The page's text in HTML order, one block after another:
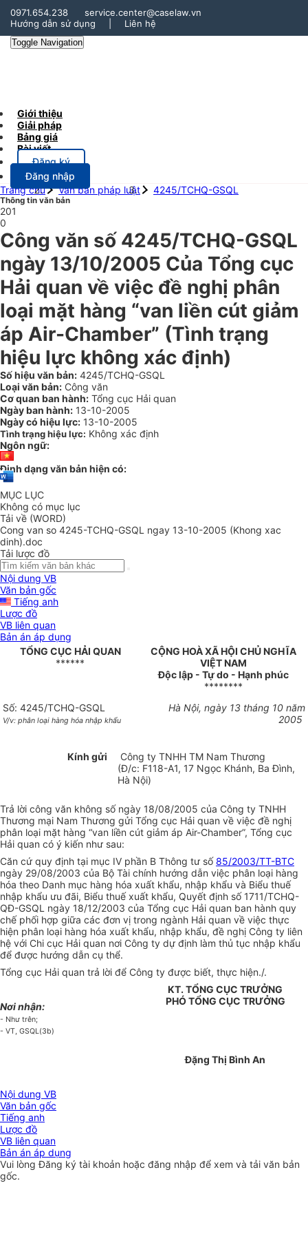
0971.654.238
service.center@caselaw.vn
Hướng dẫn sử dụng
Liên hệ
Toggle Navigation
Giới thiệu
Giải pháp
Bảng giá
Bài viết
Đăng ký
Đăng nhập
Trang chủ
Văn bản pháp luật 4245/TCHQ-GSQL
Thông tin văn bản
201
0
Công văn số 4245/TCHQ-GSQL
ngày 13/10/2005 Của Tổng cục
Hải quan về việc đề nghị phân
loại mặt hàng “van liền cút giảm
áp Air-Chamber” (Tình trạng
hiệu lực không xác định)
Số hiệu văn bản: 4245/TCHQ-GSQL
Loại văn bản: Công văn
Cơ quan ban hành: Tổng cục Hải quan
Ngày ban hành: 13-10-2005
Ngày có hiệu lực: 13-10-2005
Tình trạng hiệu lực: Không xác định
Ngôn ngữ:
Định dạng văn bản hiện có:
MỤC LỤC
Không có mục lục
Tải về (WORD)
Cong van so 4245-TCHQ-GSQL ngay 13-10-2005 (Khong xac
dinh).doc
Tải lược đồ
Nội dung VB
Văn bản gốc
Tiếng anh
Lược đồ
VB liên quan
Bản án áp dụng
TỔNG CỤC HẢI QUAN
******
CỘNG HOÀ XÃ HỘI CHỦ NGHĨA
VIỆT NAM
Độc lập - Tự do - Hạnh phúc
********
Số: 4245/TCHQ-GSQL
V/v: phân loại hàng hóa nhập khẩu
Hà Nội, ngày 13 tháng 10 năm
2005
Kính gửi
Công ty TNHH TM Nam Thương
(Đ/c: F118-A1, 17 Ngọc Khánh, Ba Đình,
Hà Nội)
Trả lời công văn không số ngày 18/08/2005 của Công ty TNHH
Thương mại Nam Thương gửi Tổng cục Hải quan về việc đề nghị
phân loại mặt hàng “van liền cút giảm áp Air-Chamber”, Tổng cục
Hải quan có ý kiến như sau:
Căn cứ quy định tại mục IV phần B Thông tư số85/2003/TT-BTC
ngày 29/08/2003 của Bộ Tài chính hướng dẫn việc phân loại hàng
hóa theo Danh mục hàng hóa xuất khẩu, nhập khẩu và Biểu thuế
nhập khẩu ưu đãi, Biểu thuế xuất khẩu, Quyết định số 1711/TCHQ-
QĐ-GSQL ngày 18/12/2003 của Tổng cục Hải quan ban hành quy
chế phối hợp giữa các đơn vị trong ngành Hải quan về việc thực
hiện phân loại hàng hóa xuất khẩu, nhập khẩu, đề nghị Công ty liên
hệ với Chi cục Hải quan nơi Công ty dự định làm thủ tục nhập khẩu
để được hướng dẫn cụ thể.
Tổng cục Hải quan trả lời để Công ty được biết, thực hiện./.
Nơi nhận:
- Như trên;
- VT, GSQL(3b)
KT. TỔNG CỤC TRƯỞNG
PHÓ TỔNG CỤC TRƯỞNG
Đặng Thị Bình An
Nội dung VB
Văn bản gốc
Tiếng anh
Lược đồ
VB liên quan
Bản án áp dụng
Vui lòngĐăng ký tài khoản hoặc đăng nhập để xem và tải văn bản
gốc.